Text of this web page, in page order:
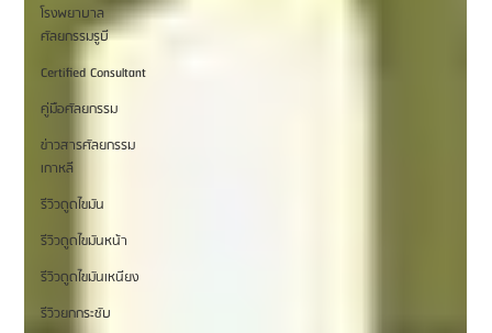
โรงพยาบาล
ศัลยกรรมรูบี
Certified Consultant
คู่มือศัลยกรรม
ข่าวสารศัลยกรรม
เกาหลี
รีวิวดูดไขมัน
รีวิวดูดไขมันหน้า
รีวิวดูดไขมันเหนียง
รีวิวยกกระชับ